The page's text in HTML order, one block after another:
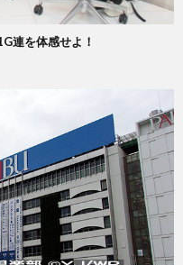
連を体感せよ！